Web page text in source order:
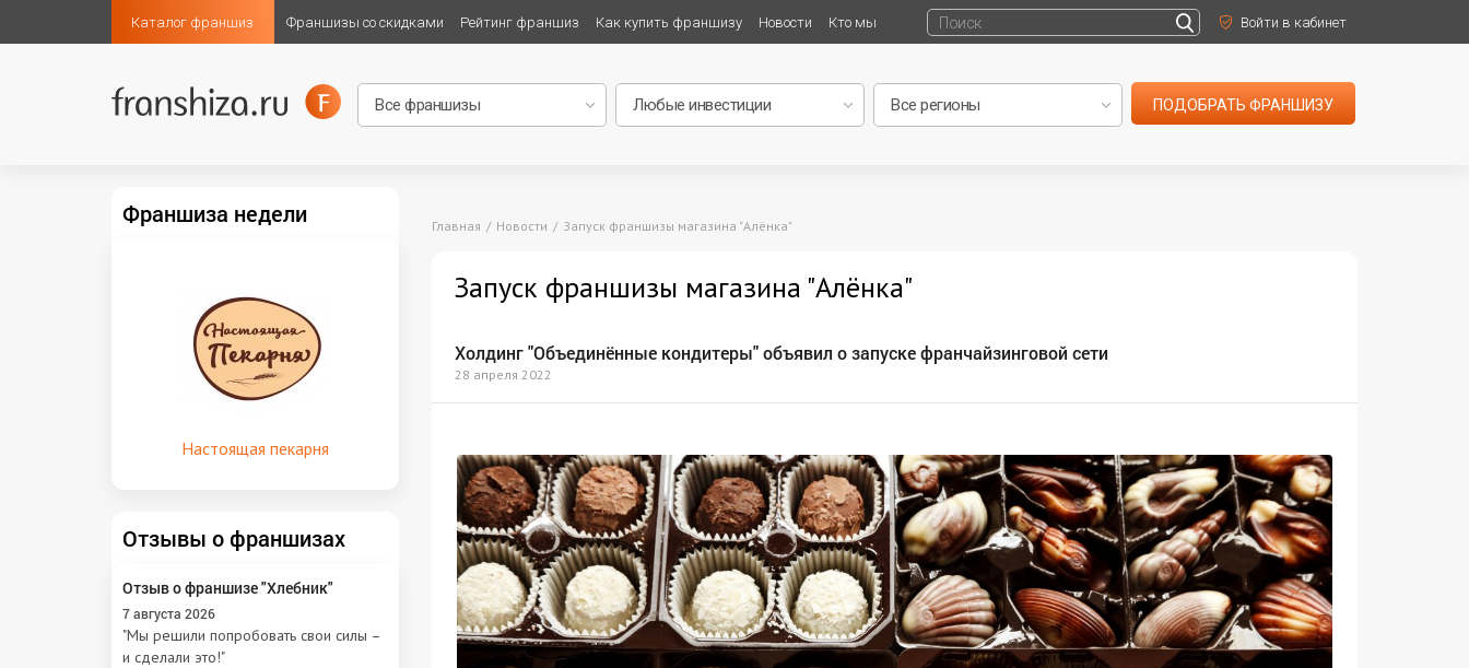
Каталог франшиз Франшизы со скидками Рейтинг франшиз Как купить франшизу Новости Кто мы Войти в кабинет
ПОДОБРАТЬ ФРАНШИЗУ
Главная Новости Запуск франшизы магазина "Алёнка"
Запуск франшизы магазина "Алёнка"
Холдинг "Объединённые кондитеры" объявил о запуске франчайзинговой сети
28 апреля 2022
Франшиза недели
Настоящая пекарня
Отзывы о франшизах
Отзыв о франшизе "Хлебник"
7 августа 2026
"Мы решили попробовать свои силы –
и сделали это!"